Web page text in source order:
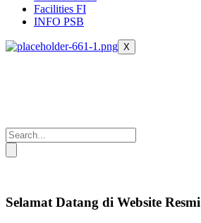
Facilities FI
INFO PSB
X
Selamat Datang di Website Resmi